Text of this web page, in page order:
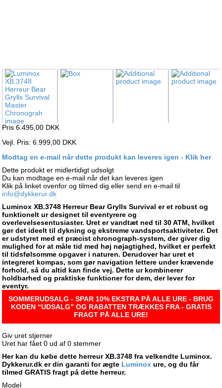
Pris 6.495,00 DKK
Vejl. Pris: 6.999,00 DKK
Modtag en e-mail når dette produkt kan leveres igen - Klik her
Dette produkt er midlertidigt udsolgt
Du kan modtage en e-mail når det kan leveres igen
Klik på linket ovenfor og tilmed dig eller send en e-mail til
info@dykkerur.dk
Luminox XB.3748 Herreur Bear Grylls Survival er et robust og
funktionelt ur designet til eventyrere og
overlevelsesentusiaster. Uret er vandtæt ned til 30 ATM, hvilket
gør det ideelt til dykning og ekstreme vandsportsaktiviteter. Det
er udstyret med et præcist chronograph-system, der giver dig
mulighed for at måle tid med høj nøjagtighed, hvilket er perfekt
til tidsfølsomme opgaver i naturen. Derudover har uret et
integreret kompas, som gør navigation lettere under krævende
forhold, så du altid kan finde vej. Dette ur kombinerer
holdbarhed og praktiske funktioner for dem, der lever for
eventyr.
SOMMERUDSALG - SPAR 10% EKSTRA PÅ ALLE URE - BRUG
KODEN “UDSALG” OG RABATTEN TRÆKKES FRA - GRATIS
FRAGT PÅ ALLE URE!
Giv uret stjerner
Uret har fået 0 ud af 0 stemmer
Her kan du købe dette herreur XB.3748 fra velkendte Luminox.
Dykkerur.dk er din garanti for ægte Luminox ure, og du får
tilmed GRATIS fragt på dette herreur.
Model